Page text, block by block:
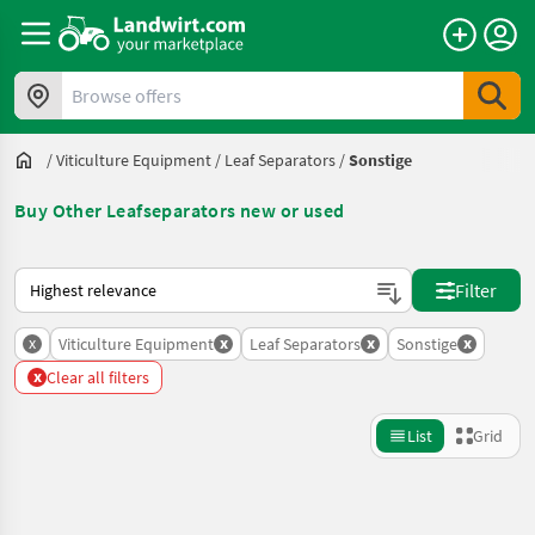
Browse offers
/Viticulture Equipment / Leaf Separators /Sonstige
Buy Other Leafseparators new or used
This is how sorting works on Landwirt.com
Filter
x Viticulture Equipment x Leaf Separators x Sonstige x
x Clear all filters
List Grid